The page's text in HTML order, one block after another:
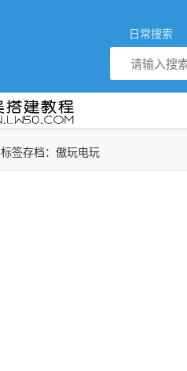
日常搜索
标签存档：傲玩电玩